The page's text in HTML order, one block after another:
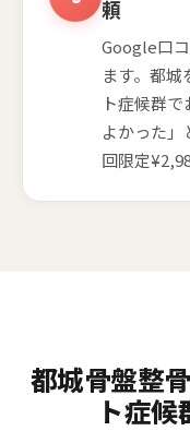
頼
Google口
ます。都
ト症候群
よかった
回限定
都城骨盤整
ト症